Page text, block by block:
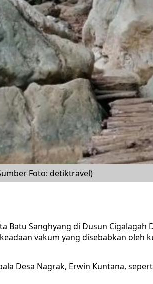
Foto: detiktravel)
Batu Sanghyang di Dusun Cigalagah
vakum yang disebabkan oleh
Desa Nagrak, Erwin Kuntana,